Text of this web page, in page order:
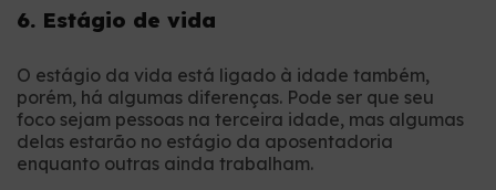
6. Estágio de vida
O estágio da vida está ligado à idade também,
porém, há algumas diferenças. Pode ser que seu
foco sejam pessoas na terceira idade, mas algumas
delas estarão no estágio da aposentadoria
enquanto outras ainda trabalham.